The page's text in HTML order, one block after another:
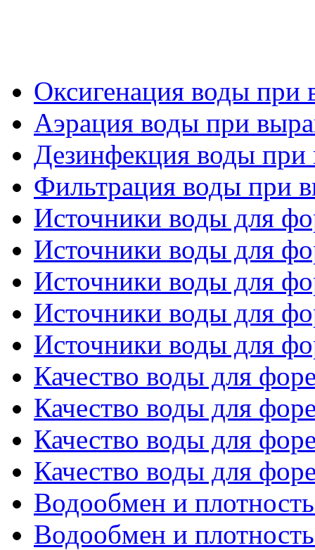
Оксигенация воды при
Аэрация воды при
Дезинфекция воды
Фильтрация воды при
Источники воды для
Источники воды для
Источники воды для
Источники воды для
Источники воды для
Качество воды для
Качество воды для
Качество воды для
Качество воды для
Водообмен и
Водообмен и